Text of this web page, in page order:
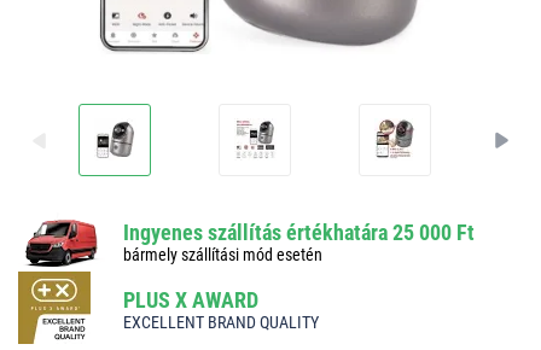
Ingyenes szállítás értékhatára 25 000 Ft
bármely szállítási mód esetén
PLUS X AWARD
EXCELLENT BRAND QUALITY